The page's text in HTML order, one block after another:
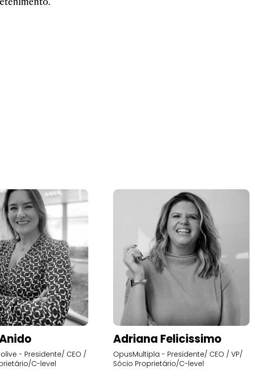
- Presidente/ CEO /
C-level
Adriana Felicissimo
OpusMultipla - Presidente/ CEO / VP/
Sócio Proprietário/C-level